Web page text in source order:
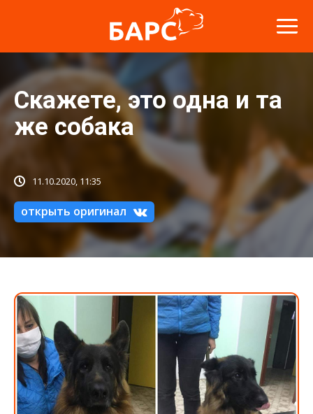
Скажете, это одна и та
же собака
11.10.2020, 11:35
открыть оригинал